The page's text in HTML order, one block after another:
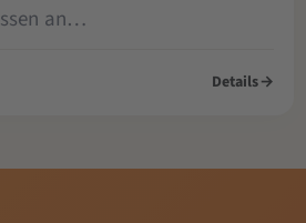
an…
Details→